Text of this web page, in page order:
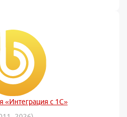
«Интеграция с 1С»